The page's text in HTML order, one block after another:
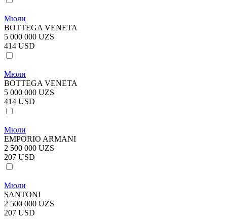
Мюли
BOTTEGA VENETA
5 000 000 UZS
414 USD
Мюли
BOTTEGA VENETA
5 000 000 UZS
414 USD
Мюли
EMPORIO ARMANI
2 500 000 UZS
207 USD
Мюли
SANTONI
2 500 000 UZS
207 USD